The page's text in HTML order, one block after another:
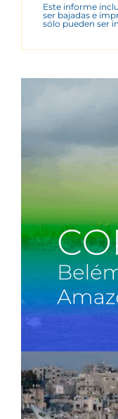
Este informe
ser bajadas e
sólo pueden ser